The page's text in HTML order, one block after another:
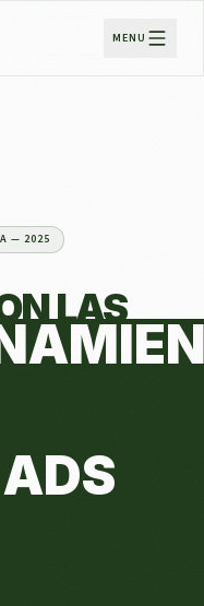
MENU
— 2025
LAS
DE LA
del XXXVI
en Málaga:
y